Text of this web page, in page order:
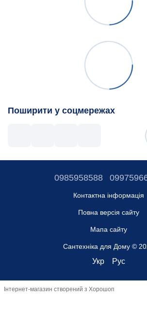
Поширити у соцмережах
0985958588
Контактна інформація
Повна версія сайту
Мапа сайту
Сантехніка для Дому ©
Укр Рус
Інтернет-магазин створений з Хорошоп